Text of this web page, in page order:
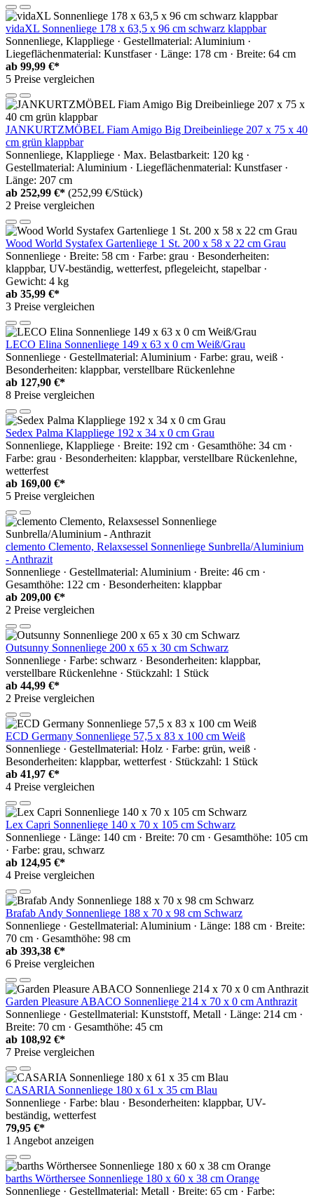
vidaXL Sonnenliege 178 x 63,5 x 96 cm schwarz klappbar
Sonnenliege, Klappliege · Gestellmaterial: Aluminium ·
Liegeflächenmaterial: Kunstfaser · Länge: 178 cm · Breite: 64 cm
ab 99,99 €*
5 Preise vergleichen
JANKURTZMÖBEL Fiam Amigo Big Dreibeinliege 207 x 75 x 40
cm grün klappbar
Sonnenliege, Klappliege · Max. Belastbarkeit: 120 kg ·
Gestellmaterial: Aluminium · Liegeflächenmaterial: Kunstfaser ·
Länge: 207 cm
ab 252,99 €* (252,99 €/Stück)
2 Preise vergleichen
Wood World Systafex Gartenliege 1 St. 200 x 58 x 22 cm Grau
Sonnenliege · Breite: 58 cm · Farbe: grau · Besonderheiten:
klappbar, UV-beständig, wetterfest, pflegeleicht, stapelbar ·
Gewicht: 4 kg
ab 35,99 €*
3 Preise vergleichen
LECO Elina Sonnenliege 149 x 63 x 0 cm Weiß/Grau
Sonnenliege · Gestellmaterial: Aluminium · Farbe: grau, weiß ·
Besonderheiten: klappbar, verstellbare Rückenlehne
ab 127,90 €*
8 Preise vergleichen
Sedex Palma Klappliege 192 x 34 x 0 cm Grau
Sonnenliege, Klappliege · Breite: 192 cm · Gesamthöhe: 34 cm ·
Farbe: grau · Besonderheiten: klappbar, verstellbare Rückenlehne,
wetterfest
ab 169,00 €*
5 Preise vergleichen
clemento Clemento, Relaxsessel Sonnenliege Sunbrella/Aluminium
- Anthrazit
Sonnenliege · Gestellmaterial: Aluminium · Breite: 46 cm ·
Gesamthöhe: 122 cm · Besonderheiten: klappbar
ab 209,00 €*
2 Preise vergleichen
Outsunny Sonnenliege 200 x 65 x 30 cm Schwarz
Sonnenliege · Farbe: schwarz · Besonderheiten: klappbar,
verstellbare Rückenlehne · Stückzahl: 1 Stück
ab 44,99 €*
2 Preise vergleichen
ECD Germany Sonnenliege 57,5 x 83 x 100 cm Weiß
Sonnenliege · Gestellmaterial: Holz · Farbe: grün, weiß ·
Besonderheiten: klappbar, wetterfest · Stückzahl: 1 Stück
ab 41,97 €*
4 Preise vergleichen
Lex Capri Sonnenliege 140 x 70 x 105 cm Schwarz
Sonnenliege · Länge: 140 cm · Breite: 70 cm · Gesamthöhe: 105 cm
· Farbe: grau, schwarz
ab 124,95 €*
4 Preise vergleichen
Brafab Andy Sonnenliege 188 x 70 x 98 cm Schwarz
Sonnenliege · Gestellmaterial: Aluminium · Länge: 188 cm · Breite:
70 cm · Gesamthöhe: 98 cm
ab 393,38 €*
6 Preise vergleichen
Garden Pleasure ABACO Sonnenliege 214 x 70 x 0 cm Anthrazit
Sonnenliege · Gestellmaterial: Kunststoff, Metall · Länge: 214 cm ·
Breite: 70 cm · Gesamthöhe: 45 cm
ab 108,92 €*
7 Preise vergleichen
CASARIA Sonnenliege 180 x 61 x 35 cm Blau
Sonnenliege · Farbe: blau · Besonderheiten: klappbar, UV-
beständig, wetterfest
79,95 €*
1 Angebot anzeigen
barths Wörthersee Sonnenliege 180 x 60 x 38 cm Orange
Sonnenliege · Gestellmaterial: Metall · Breite: 65 cm · Farbe: